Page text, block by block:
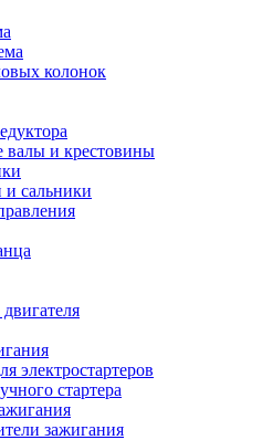
колонок
валы и крестовины
сальники
электростартеров
стартера
зажигания